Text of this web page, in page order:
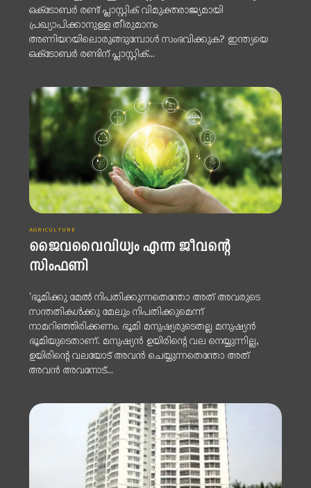
ഒക്ടോബര്‍ രണ്ട് പ്ലാസ്റ്റിക് വിമുക്തരാജ്യമായി
പ്രഖ്യാപിക്കാനുള്ള തീരുമാനം
അണിയറയിലൊരുങ്ങുമ്പോള്‍ സംഭവിക്കുക? ഇന്ത്യയെ
ഒക്ടോബര്‍ രണ്ടിന് പ്ലാസ്റ്റിക്...
AGRICULTURE
ജൈവവൈവിധ്യം എന്ന ജീവന്റെ
സിംഫണി
'ഭൂമിക്കു മേൽ നിപതിക്കുന്നതെന്തോ അത് അവരുടെ
സന്തതികൾക്കു മേലും നിപതിക്കുമെന്ന്
നാമറിഞ്ഞിരിക്കണം. ഭൂമി മനുഷ്യരുടെതല്ല മനുഷ്യൻ
ഭൂമിയുടെതാണ്. മനുഷ്യൻ ഉയിരിന്റെ വല നെയ്യുന്നില്ല,
ഉയിരിന്റെ വലയോട് അവൻ ചെയ്യുന്നതെന്തോ അത്
അവൻ അവനോട്...